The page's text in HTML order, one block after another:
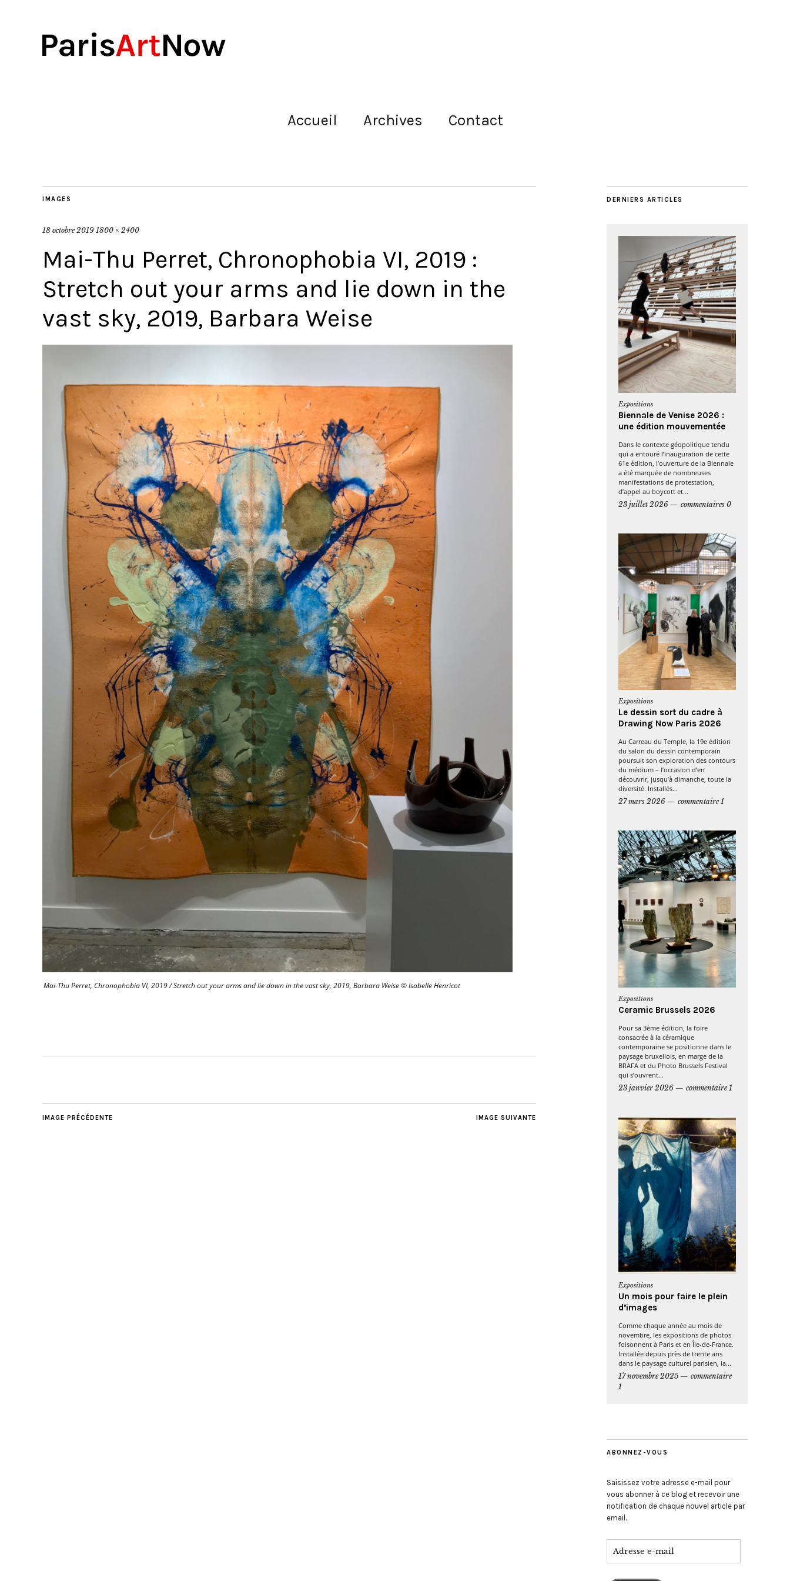
Accueil Archives Contact
IMAGES
18 octobre 2019 1800 × 2400
Mai-Thu Perret, Chronophobia VI, 2019 :
Stretch out your arms and lie down in the
vast sky, 2019, Barbara Weise
Mai-Thu Perret, Chronophobia VI, 2019 / Stretch out your arms and lie down in the vast sky, 2019, Barbara Weise © Isabelle Henricot
IMAGE SUIVANTE
IMAGE PRÉCÉDENTE
DERNIERS ARTICLES
Expositions
Biennale de Venise 2026 :
une édition mouvementée
Dans le contexte géopolitique tendu
qui a entouré l’inauguration de cette
61e édition, l’ouverture de la Biennale
a été marquée de nombreuses
manifestations de protestation,
d’appel au boycott et...
23 juillet 2026
commentaires 0
Expositions
Le dessin sort du cadre à
Drawing Now Paris 2026
Au Carreau du Temple, la 19e édition
du salon du dessin contemporain
poursuit son exploration des contours
du médium – l’occasion d’en
découvrir, jusqu’à dimanche, toute la
diversité. Installés...
27 mars 2026
commentaire 1
Expositions
Ceramic Brussels 2026
Pour sa 3ème édition, la foire
consacrée à la céramique
contemporaine se positionne dans le
paysage bruxellois, en marge de la
BRAFA et du Photo Brussels Festival
qui s’ouvrent...
23 janvier 2026
commentaire 1
Expositions
Un mois pour faire le plein
d’images
Comme chaque année au mois de
novembre, les expositions de photos
foisonnent à Paris et en Île-de-France.
Installée depuis près de trente ans
dans le paysage culturel parisien, la...
17 novembre 2025
commentaire
1
ABONNEZ-VOUS
Saisissez votre adresse e-mail pour
vous abonner à ce blog et recevoir une
notification de chaque nouvel article par
email.